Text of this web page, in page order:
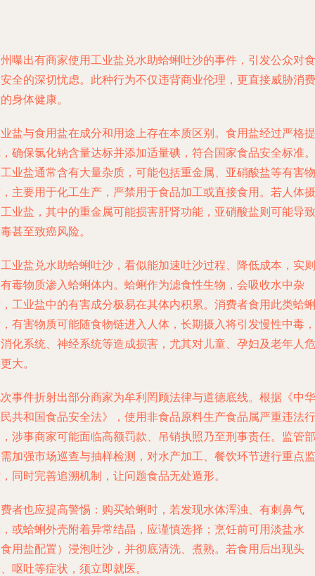
曝出有商家使用工业盐兑水助蛤蜊吐沙的事件，引发公众对食
全的深切忧虑。此种行为不仅违背商业伦理，更直接威胁消费
身体健康。
盐与食用盐在成分和用途上存在本质区别。食用盐经过严格提
确保氯化钠含量达标并添加适量碘，符合国家食品安全标准。
业盐通常含有大量杂质，可能包括重金属、亚硝酸盐等有害物
主要用于化工生产，严禁用于食品加工或直接食用。若人体摄
业盐，其中的重金属可能损害肝肾功能，亚硝酸盐则可能导致
甚至致癌风险。
业盐兑水助蛤蜊吐沙，看似能加速吐沙过程、降低成本，实则
毒物质渗入蛤蜊体内。蛤蜊作为滤食性生物，会吸收水中杂
工业盐中的有害成分极易在其体内积累。消费者食用此类蛤蜊
有害物质可能随食物链进入人体，长期摄入将引发慢性中毒，
化系统、神经系统等造成损害，尤其对儿童、孕妇及老年人危
大。
事件折射出部分商家为牟利罔顾法律与道德底线。根据《中华
共和国食品安全法》，使用非食品原料生产食品属严重违法行
涉事商家可能面临高额罚款、吊销执照乃至刑事责任。监管部
加强市场巡查与抽样检测，对水产加工、餐饮环节进行重点监
同时完善追溯机制，让问题食品无处遁形。
者也应提高警惕：购买蛤蜊时，若发现水体浑浊、有刺鼻气
或蛤蜊外壳附着异常结晶，应谨慎选择；烹饪前可用淡盐水
用盐配置）浸泡吐沙，并彻底清洗、煮熟。若食用后出现头
呕吐等症状，须立即就医。